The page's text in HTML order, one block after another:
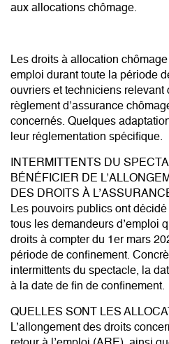
aux allocations chômage.
Les droits à allocation
emploi durant toute la période
ouvriers et techniciens relevant
règlement d’assurance
concernés. Quelques
leur réglementation spécifique.
INTERMITTENTS DU
BÉNÉFICIER DE
DES DROITS À
Les pouvoirs publics ont
tous les demandeurs d’emploi
droits à compter du 1er mars
période de confinement.
intermittents du spectacle, la
à la date de fin de confinement.
QUELLES SONT LES
L’allongement des droits